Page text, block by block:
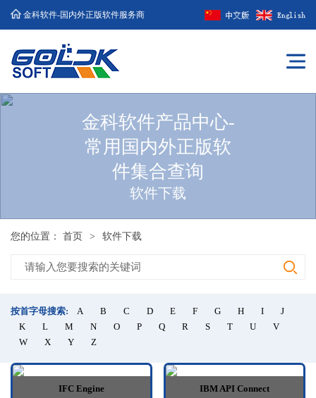
金科软件-国内外正版软件服务商
金科软件产品中心-
常用国内外正版软
件集合查询
软件下载
您的位置： 首页 > 软件下载
按首字母搜索: A B C D E F G H I
J
K
L M N O P Q R S T U
V
W
X Y Z
IFC Engine IBM API Connect